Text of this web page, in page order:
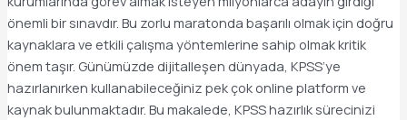
önemli bir sınavdır. Bu zorlu maratonda başarılı olmak için doğru
kaynaklara ve etkili çalışma yöntemlerine sahip olmak kritik
önem taşır. Günümüzde dijitalleşen dünyada, KPSS’ye
hazırlanırken kullanabileceğiniz pek çok online platform ve
kaynak bulunmaktadır. Bu makalede, KPSS hazırlık sürecinizi